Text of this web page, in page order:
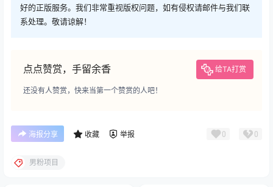
好的正版服务。我们非常重视版权问题，如有侵权请邮件与我们联
系处理。敬请谅解！
点点赞赏，手留余香 给TA打赏
还没有人赞赏，快来当第一个赞赏的人吧！
海报分享 收藏 举报 0 0
男粉项目